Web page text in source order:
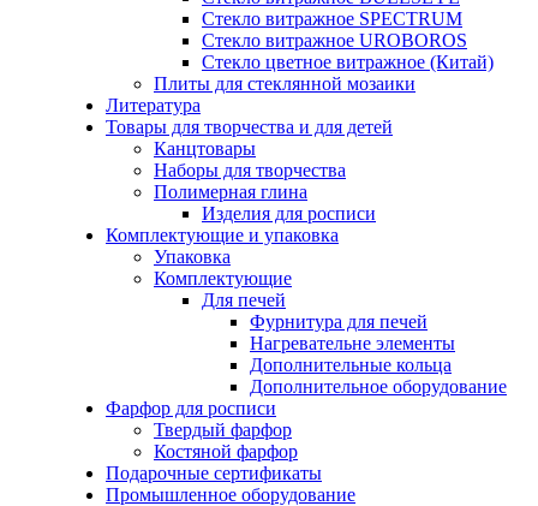
Стекло витражное SPECTRUM
Стекло витражное UROBOROS
Стекло цветное витражное (Китай)
Плиты для стеклянной мозаики
Литература
Товары для творчества и для детей
Канцтовары
Наборы для творчества
Полимерная глина
Изделия для росписи
Комплектующие и упаковка
Упаковка
Комплектующие
Для печей
Фурнитура для печей
Нагревательне элементы
Дополнительные кольца
Дополнительное оборудование
Фарфор для росписи
Твердый фарфор
Костяной фарфор
Подарочные сертификаты
Промышленное оборудование